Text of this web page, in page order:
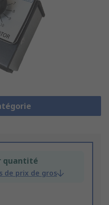
quantité
de prix de gros